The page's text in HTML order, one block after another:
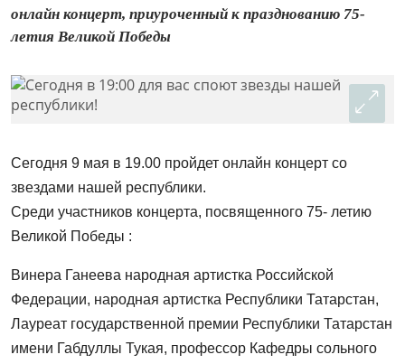
онлайн концерт, приуроченный к празднованию 75-
летия Великой Победы
Сегодня 9 мая в 19.00 пройдет онлайн концерт со
звездами нашей республики.
Среди участников концерта, посвященного 75- летию
Великой Победы :
Винера Ганеева народная артистка Российской
Федерации, народная артистка Республики Татарстан,
Лауреат государственной премии Республики Татарстан
имени Габдуллы Тукая, профессор Кафедры сольного